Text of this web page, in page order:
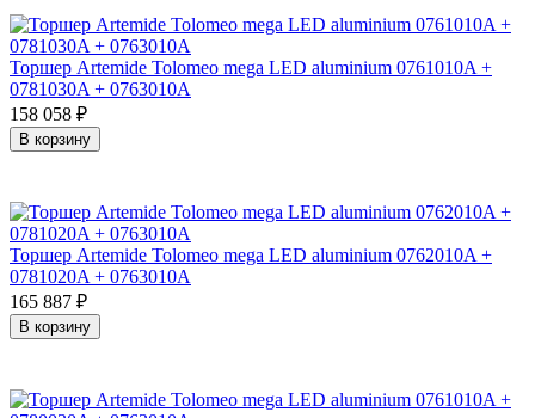
Торшер Artemide Tolomeo mega LED aluminium 0761010A +
0781030A + 0763010A
158 058 ₽
В корзину
Торшер Artemide Tolomeo mega LED aluminium 0762010A +
0781020A + 0763010A
165 887 ₽
В корзину